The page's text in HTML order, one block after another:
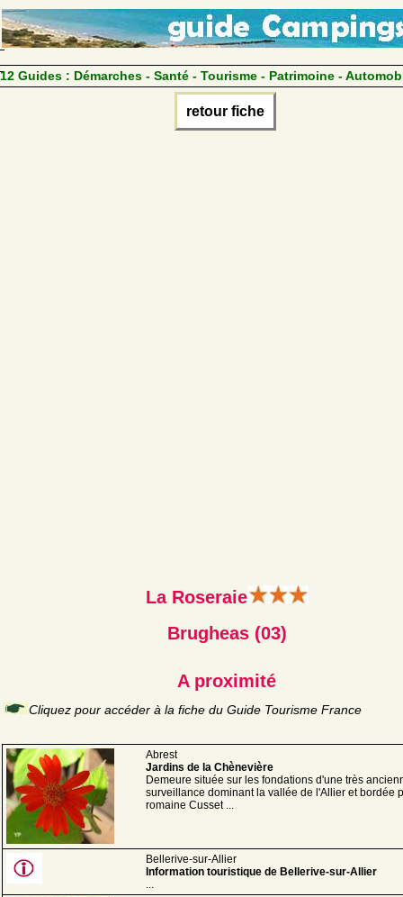
12 Guides : Démarches - Santé - Tourisme - Patrimoine -
retour fiche
La Roseraie
Brugheas (03)
A proximité
Cliquez pour accéder à la fiche du Guide Tourisme France
Abrest
Jardins de la Chènevière
Demeure située sur les fondations d'une très
surveillance dominant la vallée de l'Allier et bordée
romaine Cusset ...
Bellerive-sur-Allier
Information touristique de Bellerive-sur-Allier
...